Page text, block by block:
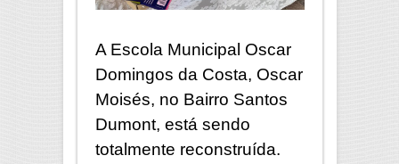
A Escola Municipal Oscar
Domingos da Costa, Oscar
Moisés, no Bairro Santos
Dumont, está sendo
totalmente reconstruída.